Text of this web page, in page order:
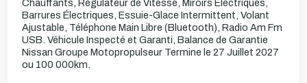
Chauffants, Régulateur de Vitesse, Miroirs Électriques,
Barrures Électriques, Essuie-Glace Intermittent, Volant
Ajustable, Téléphone Main Libre (Bluetooth), Radio Am Fm
USB. Véhicule Inspecté et Garanti, Balance de Garantie
Nissan Groupe Motopropulseur Termine le 27 Juillet 2027
ou 100 000km.